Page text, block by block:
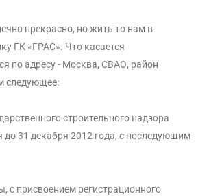
прекрасно, но жить то нам в
ГК «ГРАС». Что касается
по адресу - Москва, СВАО, район
следующее:
строительного надзора
31 декабря 2012 года, с последующим
с присвоением регистрационного